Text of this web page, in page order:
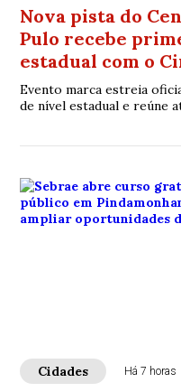
Nova pista do
Pulo recebe
estadual com o
Evento marca estreia
de nível estadual e reúne
Cidades Há 7 horas